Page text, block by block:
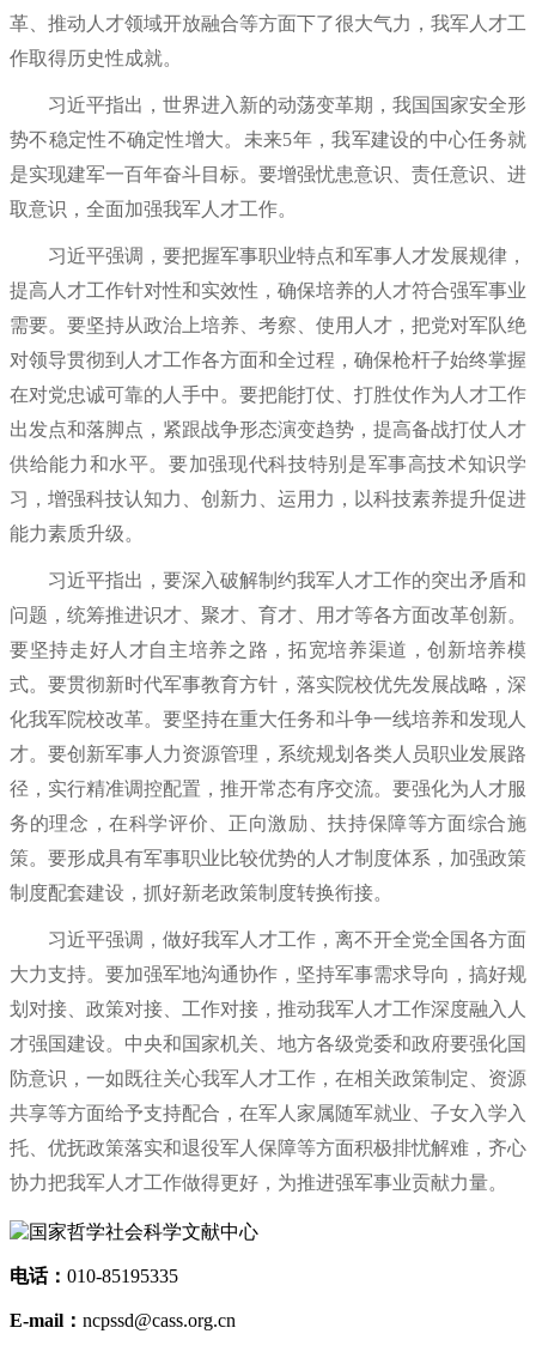
革、推动人才领域开放融合等方面下了很大气力，我军人才工
作取得历史性成就。
习近平指出，世界进入新的动荡变革期，我国国家安全形
势不稳定性不确定性增大。未来5年，我军建设的中心任务就
是实现建军一百年奋斗目标。要增强忧患意识、责任意识、进
取意识，全面加强我军人才工作。
习近平强调，要把握军事职业特点和军事人才发展规律，
提高人才工作针对性和实效性，确保培养的人才符合强军事业
需要。要坚持从政治上培养、考察、使用人才，把党对军队绝
对领导贯彻到人才工作各方面和全过程，确保枪杆子始终掌握
在对党忠诚可靠的人手中。要把能打仗、打胜仗作为人才工作
出发点和落脚点，紧跟战争形态演变趋势，提高备战打仗人才
供给能力和水平。要加强现代科技特别是军事高技术知识学
习，增强科技认知力、创新力、运用力，以科技素养提升促进
能力素质升级。
习近平指出，要深入破解制约我军人才工作的突出矛盾和
问题，统筹推进识才、聚才、育才、用才等各方面改革创新。
要坚持走好人才自主培养之路，拓宽培养渠道，创新培养模
式。要贯彻新时代军事教育方针，落实院校优先发展战略，深
化我军院校改革。要坚持在重大任务和斗争一线培养和发现人
才。要创新军事人力资源管理，系统规划各类人员职业发展路
径，实行精准调控配置，推开常态有序交流。要强化为人才服
务的理念，在科学评价、正向激励、扶持保障等方面综合施
策。要形成具有军事职业比较优势的人才制度体系，加强政策
制度配套建设，抓好新老政策制度转换衔接。
习近平强调，做好我军人才工作，离不开全党全国各方面
大力支持。要加强军地沟通协作，坚持军事需求导向，搞好规
划对接、政策对接、工作对接，推动我军人才工作深度融入人
才强国建设。中央和国家机关、地方各级党委和政府要强化国
防意识，一如既往关心我军人才工作，在相关政策制定、资源
共享等方面给予支持配合，在军人家属随军就业、子女入学入
托、优抚政策落实和退役军人保障等方面积极排忧解难，齐心
协力把我军人才工作做得更好，为推进强军事业贡献力量。
电话： 010-85195335
E-mail： ncpssd@cass.org.cn